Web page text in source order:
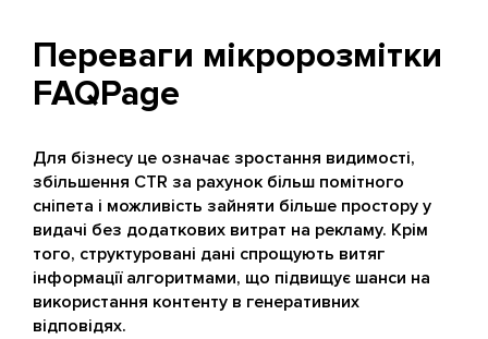
Переваги мікророзмітки
FAQPage
Для бізнесу це означає зростання видимості,
збільшення CTR за рахунок більш помітного
сніпета і можливість зайняти більше простору у
видачі без додаткових витрат на рекламу. Крім
того, структуровані дані спрощують витяг
інформації алгоритмами, що підвищує шанси на
використання контенту в генеративних
відповідях.